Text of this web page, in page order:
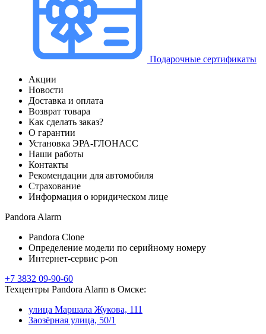
Подарочные сертификаты
Акции
Новости
Доставка и оплата
Возврат товара
Как сделать заказ?
О гарантии
Установка ЭРА-ГЛОНАСС
Наши работы
Контакты
Рекомендации для автомобиля
Страхование
Информация о юридическом лице
Pandora Alarm
Pandora Clone
Определение модели по серийному номеру
Интернет-сервис p-on
+7 3832 09-90-60
Техцентры Pandora Alarm в Омске:
улица Маршала Жукова, 111
Заозёрная улица, 50/1